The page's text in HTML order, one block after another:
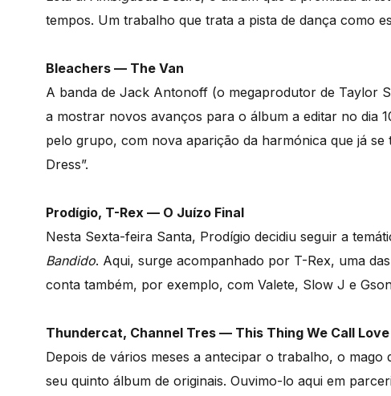
tempos. Um trabalho que trata a pista de dança como
Bleachers — The Van
A banda de Jack Antonoff (o megaprodutor de Taylor
a mostrar novos avanços para o álbum a editar no dia
pelo grupo, com nova aparição da harmónica que já
Dress”.
Prodígio, T-Rex — O Juízo Final
Nesta Sexta-feira Santa, Prodígio decidiu seguir a
Bandido. Aqui, surge acompanhado por T-Rex, uma
conta também, por exemplo, com Valete, Slow J e
Thundercat, Channel Tres — This Thing We Call Love
Depois de vários meses a antecipar o trabalho, o
seu quinto álbum de originais. Ouvimo-lo aqui em